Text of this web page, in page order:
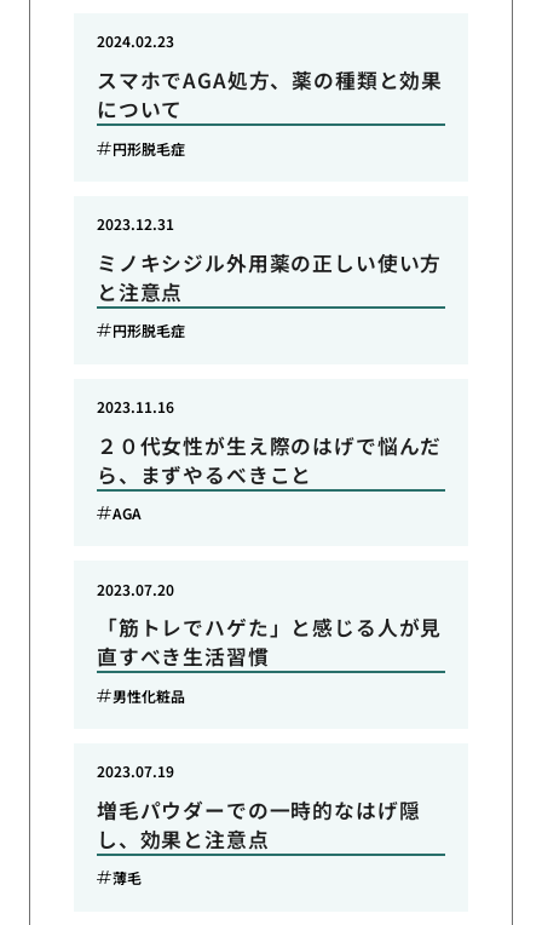
スマホでAGA処方、薬の種類と効果
について
2024.02.23
円形脱毛症
ミノキシジル外用薬の正しい使い方
と注意点
2023.12.31
円形脱毛症
２０代女性が生え際のはげで悩んだ
ら、まずやるべきこと
2023.11.16
AGA
「筋トレでハゲた」と感じる人が見
直すべき生活習慣
2023.07.20
男性化粧品
増毛パウダーでの一時的なはげ隠
し、効果と注意点
2023.07.19
薄毛